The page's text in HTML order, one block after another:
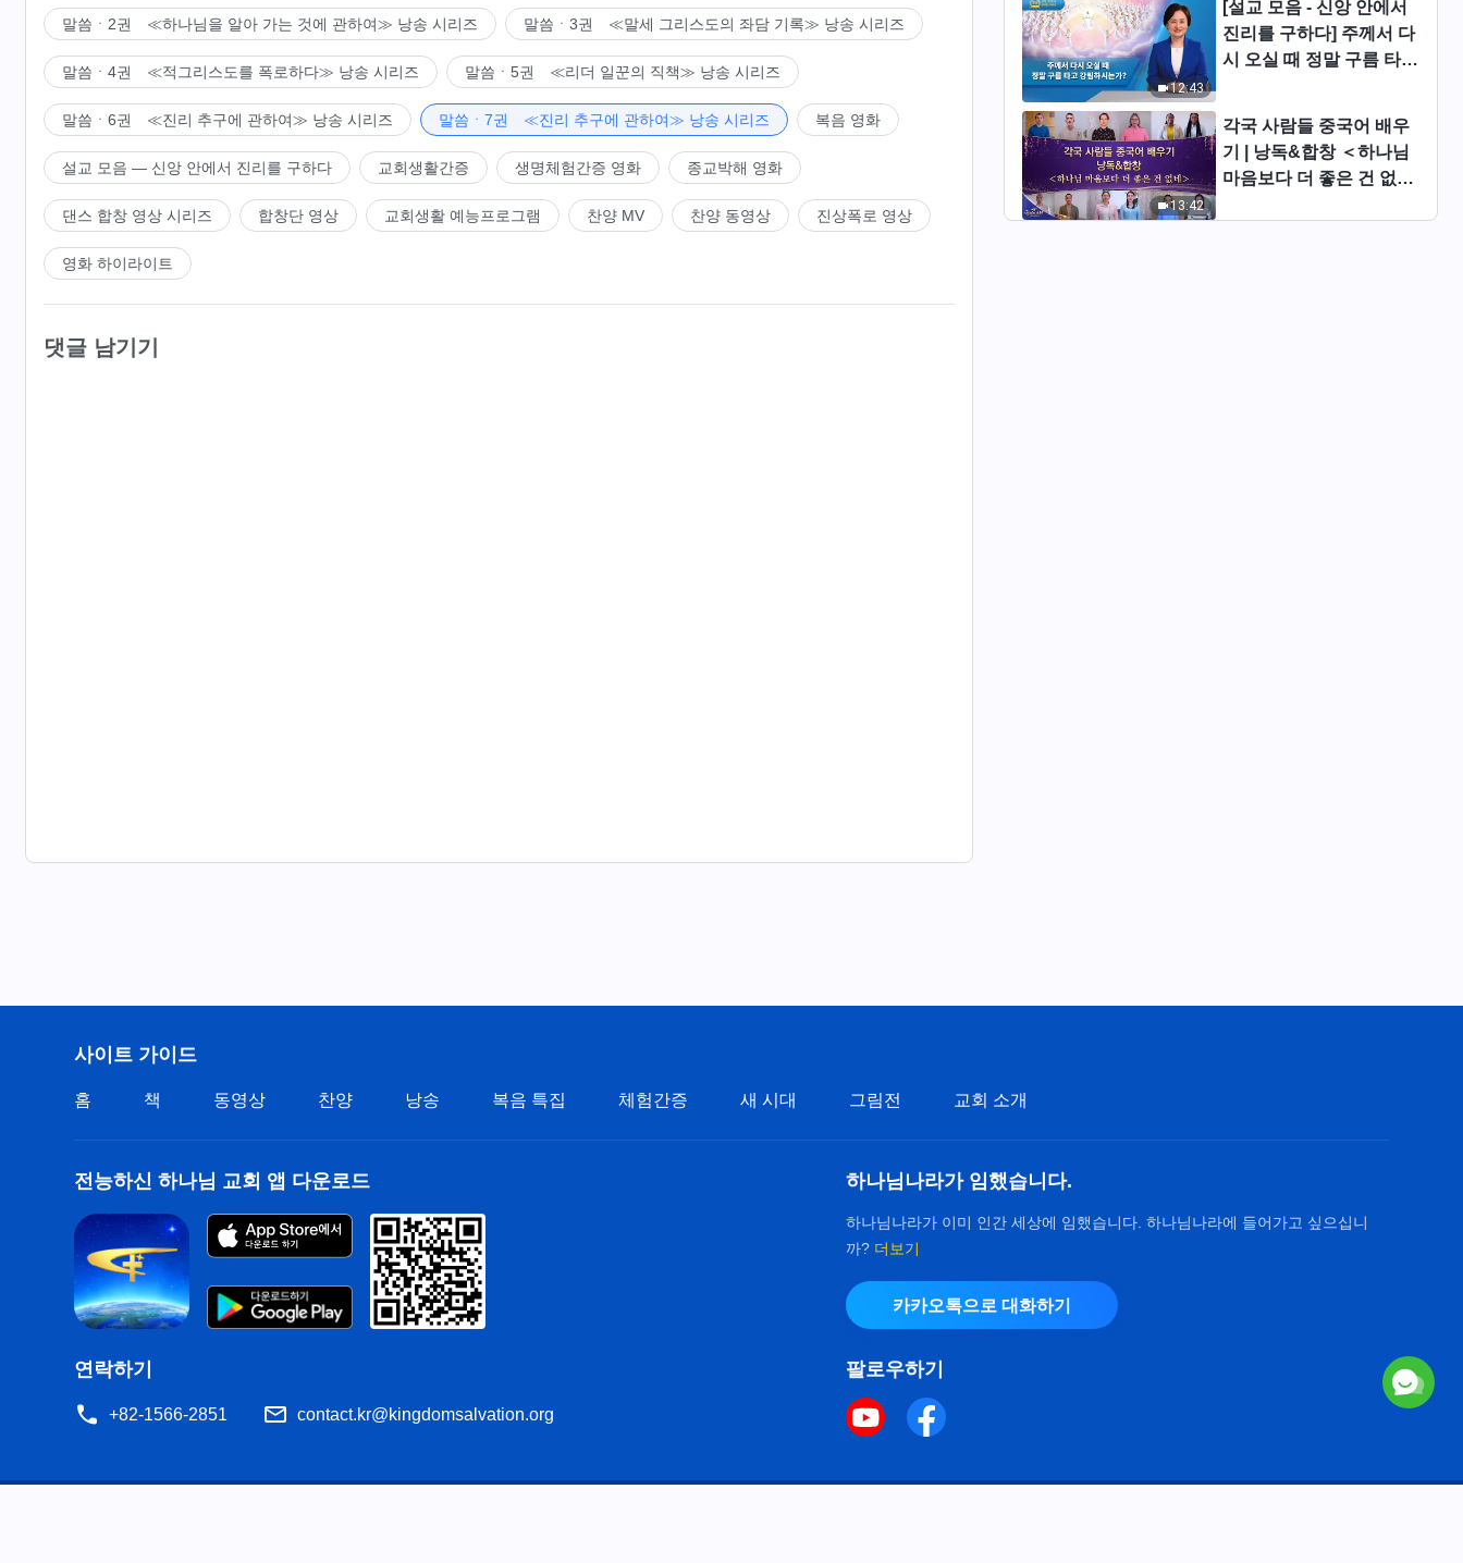
41:48
전능하신 하나님 말씀 낭송 ＜어
떻게 진리를 추구해야 하는가(8)
＞ (제 2 부)
말씀ㆍ2권 ≪하나님을 알아 가는 것에 관하여≫ 낭송 시리즈 말씀ㆍ3권 ≪말세 그리스도의 좌담 기록≫ 낭송 시리즈
말씀ㆍ4권 ≪적그리스도를 폭로하다≫ 낭송 시리즈 말씀ㆍ5권 ≪리더 일꾼의 직책≫ 낭송 시리즈
말씀ㆍ6권 ≪진리 추구에 관하여≫ 낭송 시리즈 말씀ㆍ7권 ≪진리 추구에 관하여≫ 낭송 시리즈 복음 영화
설교 모음 ― 신앙 안에서 진리를 구하다 교회생활간증 생명체험간증 영화 종교박해 영화
댄스 합창 영상 시리즈 합창단 영상 교회생활 예능프로그램 찬양 MV 찬양 동영상 진상폭로 영상
영화 하이라이트
댓글 남기기
12:43
[설교 모음 - 신앙 안에서
진리를 구하다] 주께서 다
시 오실 때 정말 구름 타고
13:42
각국 사람들 중국어 배우
기 | 낭독&합창 ＜하나님
마음보다 더 좋은 건 없네
사이트 가이드
홈 책 동영상 찬양 낭송 복음 특집 체험간증 새 시대 그림전 교회 소개
전능하신 하나님 교회 앱 다운로드
연락하기
+82-1566-2851 contact.kr@kingdomsalvation.org
하나님나라가 임했습니다.
하나님나라가 이미 인간 세상에 임했습니다. 하나님나라에 들어가고 싶으십니
까? 더보기
카카오톡으로 대화하기
팔로우하기